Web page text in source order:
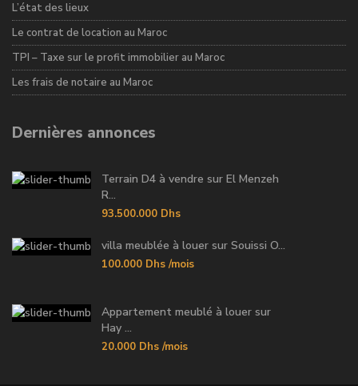
L’état des lieux
Le contrat de location au Maroc
TPI – Taxe sur le profit immobilier au Maroc
Les frais de notaire au Maroc
Dernières annonces
Terrain D4 à vendre sur El Menzeh
R...
93.500.000 Dhs
villa meublée à louer sur Souissi O...
100.000 Dhs /mois
Appartement meublé à louer sur
Hay ...
20.000 Dhs /mois